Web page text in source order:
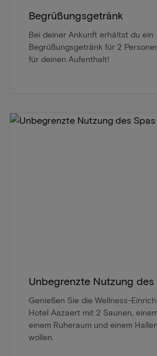
Begrüßungsgetränk
Bei deiner Ankunft erhältst du ein
Begrüßungsgetränk für 2
für deinen Aufenthalt!
Unbegrenzte Nutzung des
Genießen Sie die Wellness-
Hotel Aazaert mit 2 Saunen,
einem Ruheraum und einem
wollen.